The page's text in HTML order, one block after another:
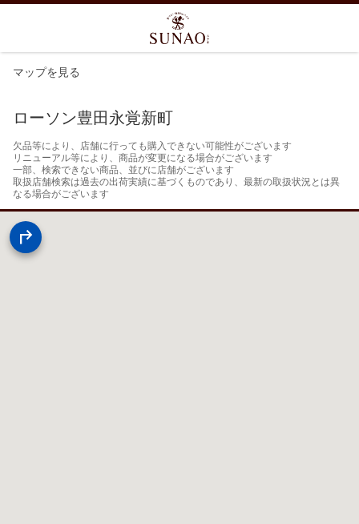
マップを見る
ローソン豊田永覚新町
欠品等により、店舗に行っても購入できない可能性がございます
リニューアル等により、商品が変更になる場合がございます
一部、検索できない商品、並びに店舗がございます
取扱店舗検索は過去の出荷実績に基づくものであり、最新の取扱状況とは異
なる場合がございます